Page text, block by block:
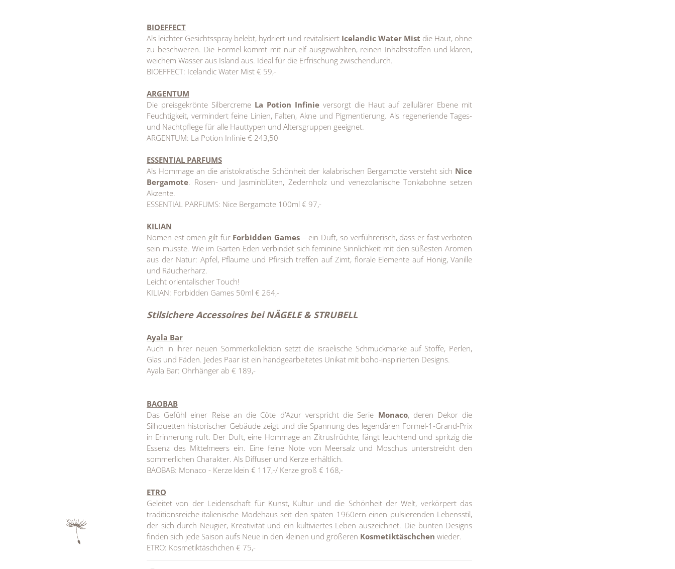
BIOEFFECT
Als leichter Gesichtsspray belebt, hydriert und revitalisiert Icelandic Water Mist die Haut, ohne
zu beschweren. Die Formel kommt mit nur elf ausgewählten, reinen Inhaltsstoffen und klaren,
weichem Wasser aus Island aus. Ideal für die Erfrischung zwischendurch.
BIOEFFECT: Icelandic Water Mist € 59,-
ARGENTUM
Die preisgekrönte Silbercreme La Potion Infinie versorgt die Haut auf zellulärer Ebene mit
Feuchtigkeit, vermindert feine Linien, Falten, Akne und Pigmentierung. Als regeneriende Tages-
und Nachtpflege für alle Hauttypen und Altersgruppen geeignet.
ARGENTUM: La Potion Infinie € 243,50
ESSENTIAL PARFUMS
Als Hommage an die aristokratische Schönheit der kalabrischen Bergamotte versteht sich Nice
Bergamote. Rosen- und Jasminblüten, Zedernholz und venezolanische Tonkabohne setzen
Akzente.
ESSENTIAL PARFUMS: Nice Bergamote 100ml € 97,-
KILIAN
Nomen est omen gilt für Forbidden Games – ein Duft, so verführerisch, dass er fast verboten
sein müsste. Wie im Garten Eden verbindet sich feminine Sinnlichkeit mit den süßesten Aromen
aus der Natur: Apfel, Pflaume und Pfirsich treffen auf Zimt, florale Elemente auf Honig, Vanille
und Räucherharz.
Leicht orientalischer Touch!
KILIAN: Forbidden Games 50ml € 264,-
Stilsichere Accessoires bei NÄGELE & STRUBELL
Ayala Bar
Auch in ihrer neuen Sommerkollektion setzt die israelische Schmuckmarke auf Stoffe, Perlen,
Glas und Fäden. Jedes Paar ist ein handgearbeitetes Unikat mit boho-inspirierten Designs.
Ayala Bar: Ohrhänger ab € 189,-
BAOBAB
Das Gefühl einer Reise an die Côte d’Azur verspricht die Serie Monaco, deren Dekor die
Silhouetten historischer Gebäude zeigt und die Spannung des legendären Formel-1-Grand-Prix
in Erinnerung ruft. Der Duft, eine Hommage an Zitrusfrüchte, fängt leuchtend und spritzig die
Essenz des Mittelmeers ein. Eine feine Note von Meersalz und Moschus unterstreicht den
sommerlichen Charakter. Als Diffuser und Kerze erhältlich.
BAOBAB: Monaco - Kerze klein € 117,-/ Kerze groß € 168,-
ETRO
Geleitet von der Leidenschaft für Kunst, Kultur und die Schönheit der Welt, verkörpert das
traditionsreiche italienische Modehaus seit den späten 1960ern einen pulsierenden Lebensstil,
der sich durch Neugier, Kreativität und ein kultiviertes Leben auszeichnet. Die bunten Designs
finden sich jede Saison aufs Neue in den kleinen und größeren Kosmetiktäschchen wieder.
ETRO: Kosmetiktäschchen € 75,-